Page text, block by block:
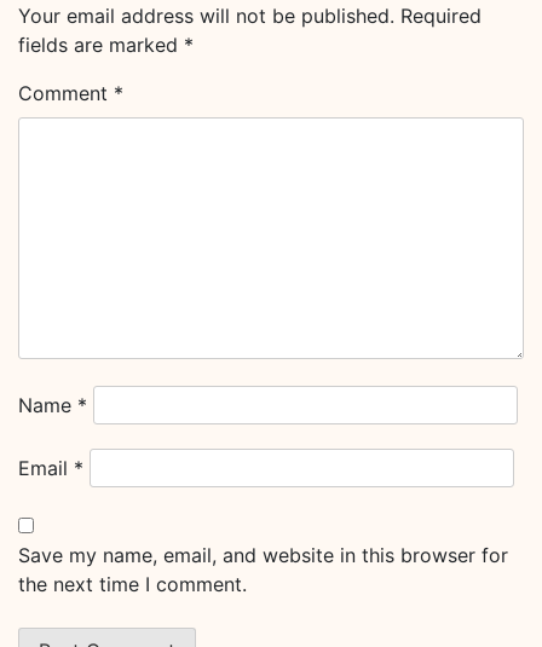
Your email address will not be published. Required
fields are marked *
Comment *
Name *
Email *
Save my name, email, and website in this browser for
the next time I comment.